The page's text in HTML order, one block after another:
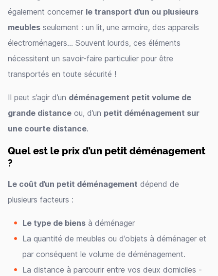
également concerner le transport d’un ou plusieurs
meubles seulement : un lit, une armoire, des appareils
électroménagers... Souvent lourds, ces éléments
nécessitent un savoir-faire particulier pour être
transportés en toute sécurité !
Il peut s’agir d’un déménagement petit volume de
grande distance ou, d’un petit déménagement sur
une courte distance.
Quel est le prix d’un petit déménagement
?
Le coût d’un petit déménagement dépend de
plusieurs facteurs :
Le type de biens à déménager
La quantité de meubles ou d’objets à déménager et
par conséquent le volume de déménagement.
La distance à parcourir entre vos deux domiciles -